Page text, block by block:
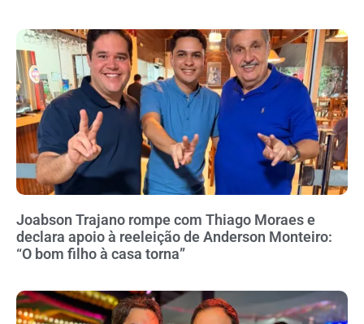
Joabson Trajano rompe com Thiago Moraes e
declara apoio à reeleição de Anderson Monteiro:
“O bom filho à casa torna”